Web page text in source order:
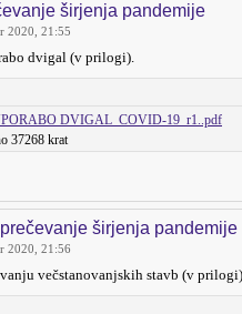
širjenja pandemije
2020, 21:55
dvigal (v prilogi).
DVIGAL_COVID-19_r1..pdf
37268 krat
širjenja pandemije
2020, 21:56
večstanovanjskih stavb (v